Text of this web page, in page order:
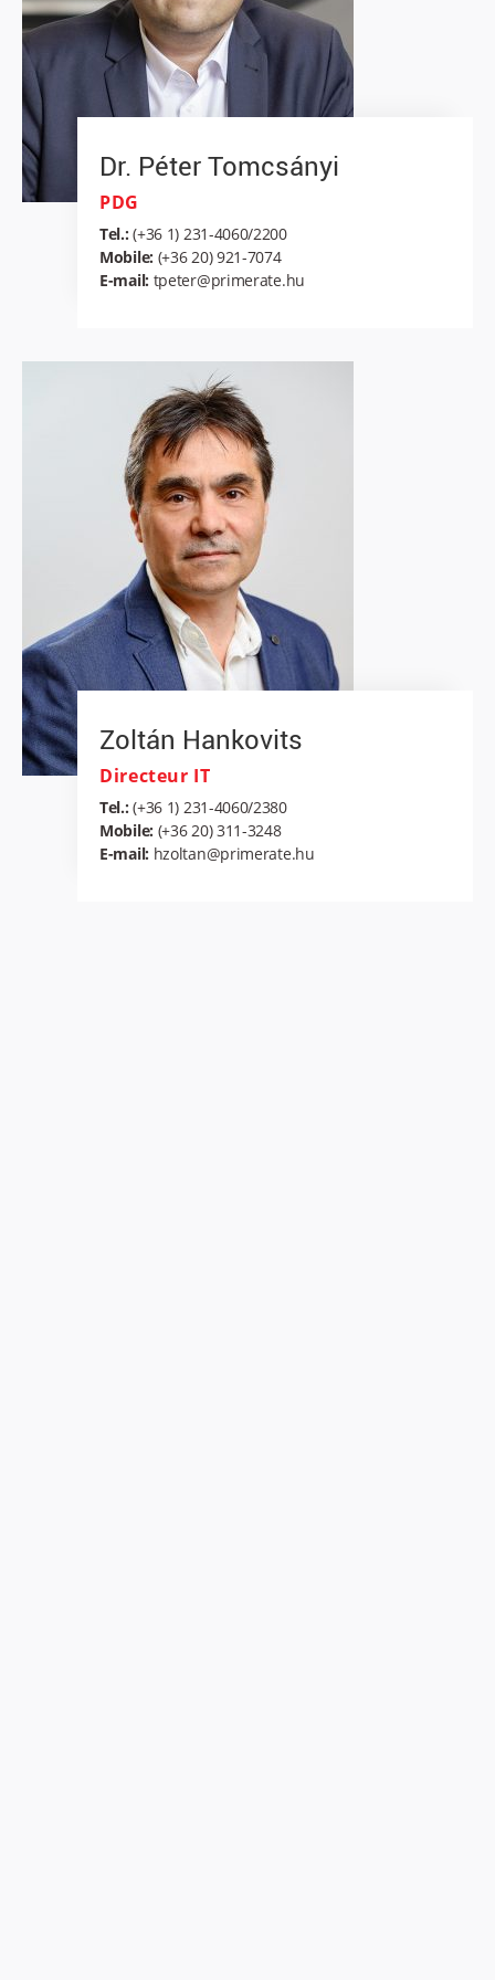
Dr. Péter Tomcsányi
PDG
Tel.: (+36 1) 231-4060/2200
Mobile: (+36 20) 921-7074
E-mail: tpeter@primerate.hu
Zoltán Hankovits
Directeur IT
Tel.: (+36 1) 231-4060/2380
Mobile: (+36 20) 311-3248
E-mail: hzoltan@primerate.hu